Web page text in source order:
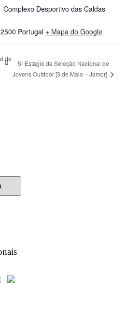
Complexo Desportivo das Caldas
2500 Portugal + Mapa do Google
de
5º Estágio da Seleção Nacional de
Jovens Outdoor [3 de Maio – Jamor]